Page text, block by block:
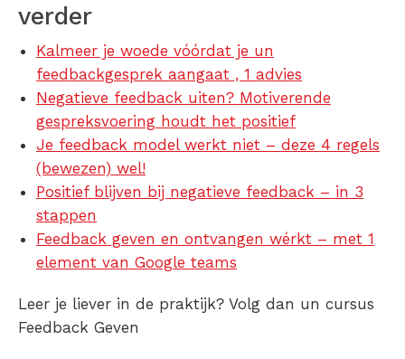
verder
Kalmeer je woede vóórdat je un
feedbackgesprek aangaat , 1 advies
Negatieve feedback uiten? Motiverende
gespreksvoering houdt het positief
Je feedback model werkt niet – deze 4 regels
(bewezen) wel!
Positief blijven bij negatieve feedback – in 3
stappen
Feedback geven en ontvangen wérkt – met 1
element van Google teams
Leer je liever in de praktijk? Volg dan un cursus
Feedback Geven